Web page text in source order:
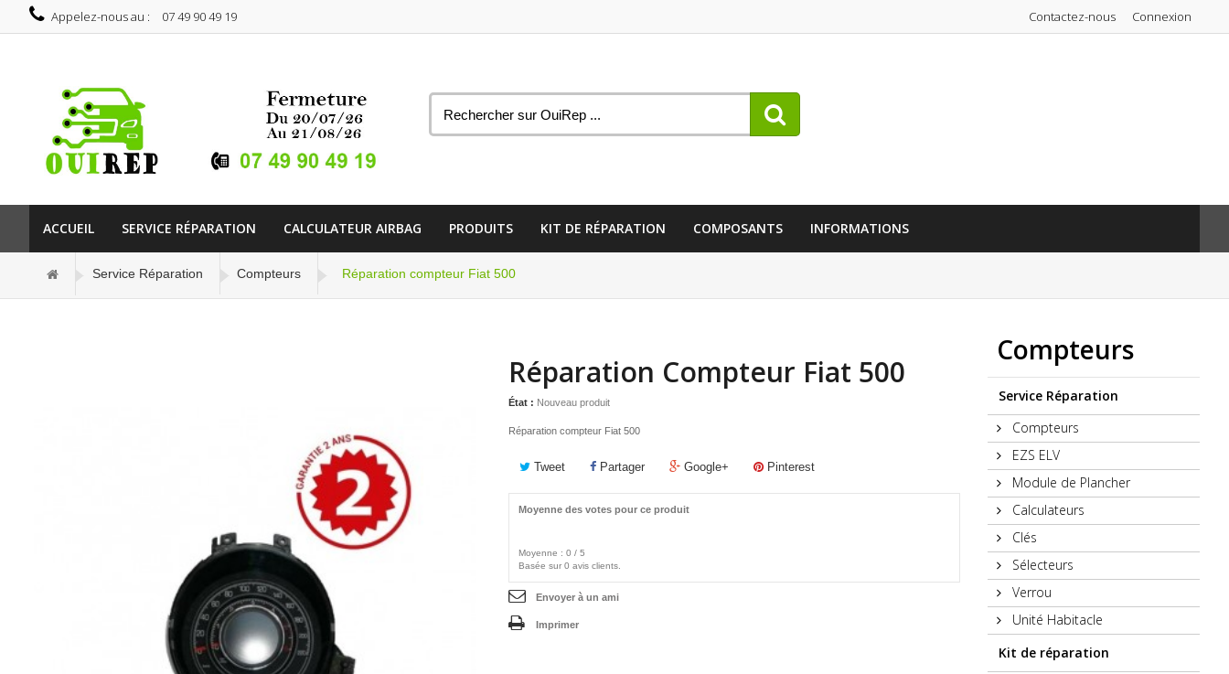
Connexion
Contactez-nous
Appelez-nous au : 07 49 90 49 19
ACCUEIL SERVICE RÉPARATION CALCULATEUR AIRBAG PRODUITS KIT DE RÉPARATION COMPOSANTS INFORMATIONS
Service Réparation Compteurs Réparation compteur Fiat 500
Réparation Compteur Fiat 500
État : Nouveau produit
Réparation compteur Fiat 500
Tweet Partager Google+ Pinterest
Moyenne des votes pour ce produit
Moyenne : 0 / 5
Basée sur 0 avis clients.
Envoyer à un ami
Imprimer
Compteurs
Service Réparation
Compteurs
EZS ELV
Module de Plancher
Calculateurs
Clés
Sélecteurs
Verrou
Unité Habitacle
Kit de réparation